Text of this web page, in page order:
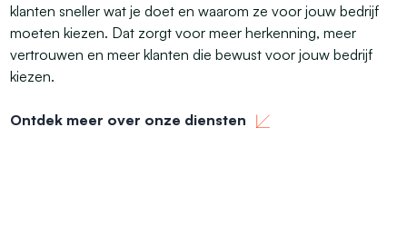
klanten sneller wat je doet en waarom ze voor jouw bedrijf
moeten kiezen. Dat zorgt voor meer herkenning, meer
vertrouwen en meer klanten die bewust voor jouw bedrijf
kiezen.
Ontdek meer over onze diensten